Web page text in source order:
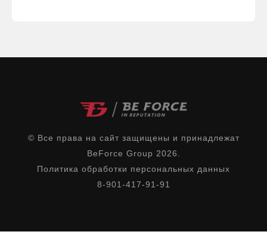
© Все права на сайт защищены и принадлежат
BeForce Group 2026.
Политика обработки персональных данных
8-901-417-91-91